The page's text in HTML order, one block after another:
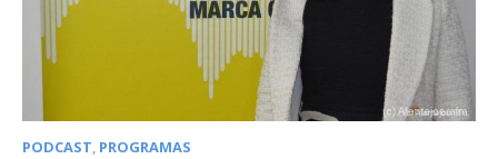
PODCAST, PROGRAMAS